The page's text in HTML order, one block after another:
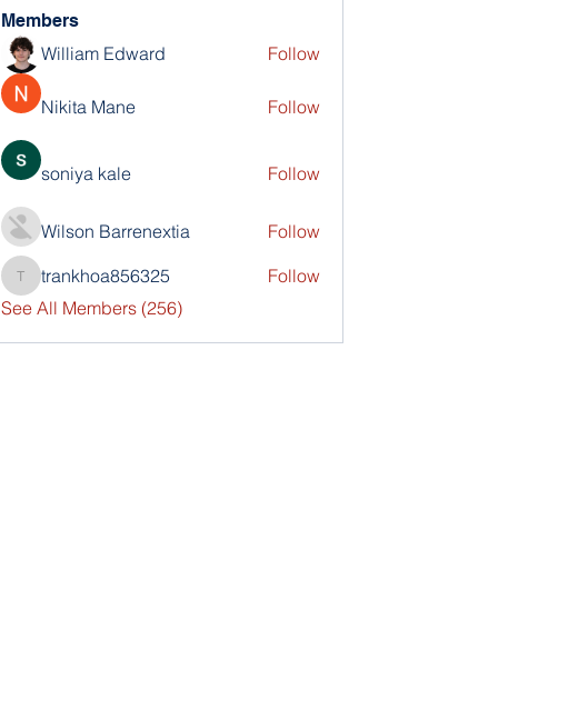
Members
William Edward Follow
Nikita Mane Follow
soniya kale Follow
Wilson Barrenextia Follow
trankhoa856325
trankhoa856325
Follow
See All Members (256)